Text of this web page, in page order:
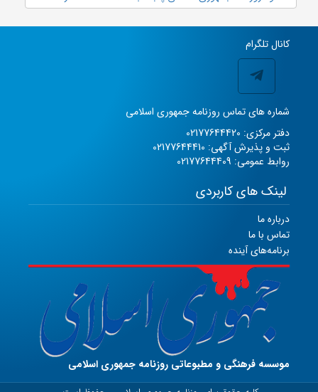
کانال تلگرام
شماره های تماس روزنامه جمهوری اسلامی
دفتر مرکزی: 02177644420
ثبت و پذیرش آگهی: 02177644410
روابط عمومی: 02177644409
لینک های کاربردی
درباره ما
تماس با ما
برنامه‌های آینده
موسسه فرهنگی و مطبوعاتی روزنامه جمهوری اسلامی